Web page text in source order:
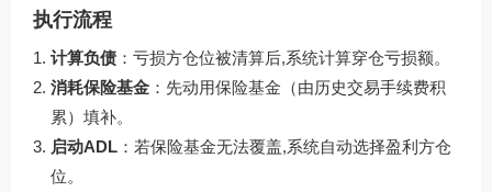
执行流程
计算负债 ：亏损方仓位被清算后,系统计算穿仓亏损额。
消耗保险基金 ：先动用保险基金（由历史交易手续费积
累）填补。
启动ADL ：若保险基金无法覆盖,系统自动选择盈利方仓
位。